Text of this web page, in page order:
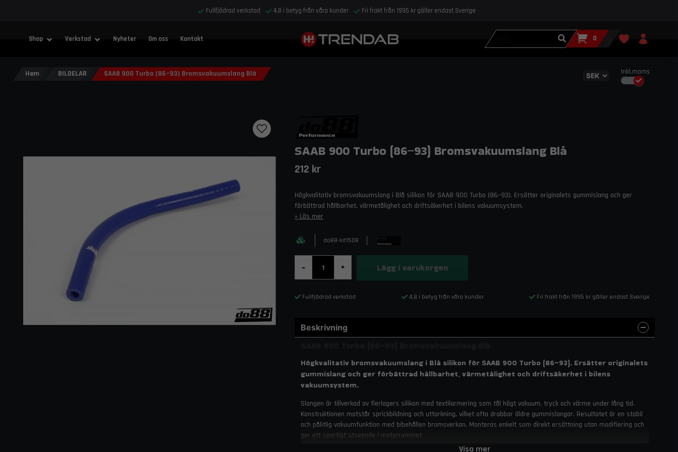
Fullfjädrad verkstad 4,8 i betyg från våra kunder Fri frakt från 1995 kr gäller endast Sverige
Inkl.moms
Shop Verkstad Nyheter Om oss Kontakt 0
Hem BILDELAR SAAB 900 Turbo (86–93) Bromsvakuumslang Blå
SAAB 900 Turbo (86–93) Bromsvakuumslang Blå
212 kr
Högkvalitativ bromsvakuumslang i Blå silikon för SAAB 900 Turbo (86–93). Ersätter originalets gummislang och ger
förbättrad hållbarhet, värmetålighet och driftsäkerhet i bilens vakuumsystem.
Läs mer
do88-kit150B
- + Lägg i varukorgen
Fullfjädrad verkstad 4,8 i betyg från våra kunder Fri frakt från 1995 kr gäller endast Sverige
Beskrivning
Högkvalitativ bromsvakuumslang i Blå silikon för SAAB 900 Turbo (86–93). Ersätter originalets
gummislang och ger förbättrad hållbarhet, värmetålighet och driftsäkerhet i bilens
vakuumsystem.
Slangen är tillverkad av flerlagers silikon med textilarmering som tål högt vakuum, tryck och värme under lång tid.
Konstruktionen motstår sprickbildning och uttorkning, vilket ofta drabbar äldre gummislangar. Resultatet är en stabil
och pålitlig vakuumfunktion med bibehållen bromsverkan. Monteras enkelt som direkt ersättning utan modifiering och
ger ett sportigt utseende i motorrummet.
Visa mer